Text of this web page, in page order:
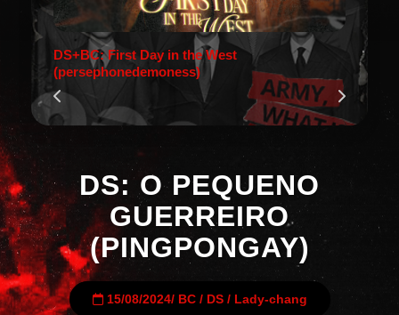
DS+BC: First Day in the West
(persephonedemoness)
DS: O PEQUENO
GUERREIRO
(PINGPONGAY)
15/08/2024/ BC/ DS/ Lady-chang